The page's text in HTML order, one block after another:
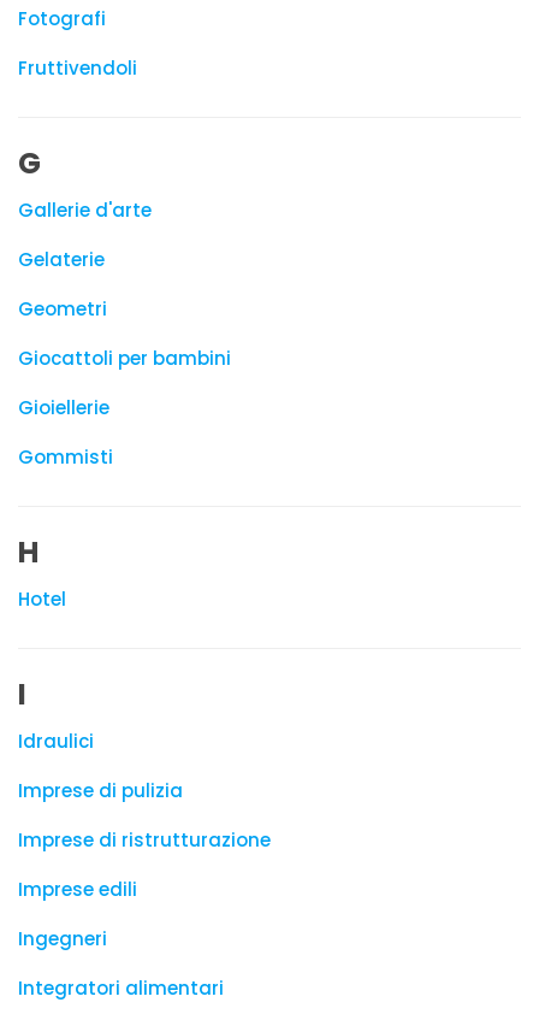
Fotografi
Fruttivendoli
G
Gallerie d'arte
Gelaterie
Geometri
Giocattoli per bambini
Gioiellerie
Gommisti
H
Hotel
I
Idraulici
Imprese di pulizia
Imprese di ristrutturazione
Imprese edili
Ingegneri
Integratori alimentari